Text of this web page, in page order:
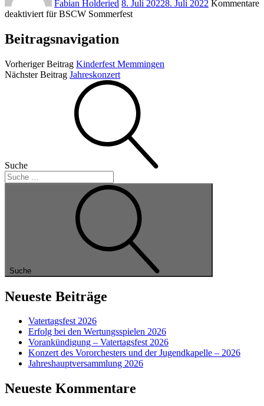
Fabian Holderied 8. Juli 20228. Juli 2022 Kommentare
deaktiviert für BSCW Sommerfest
Beitragsnavigation
Vorheriger Beitrag Kinderfest Memmingen
Nächster Beitrag Jahreskonzert
Suche
Suche
Neueste Beiträge
Vatertagsfest 2026
Erfolg bei den Wertungsspielen 2026
Vorankündigung – Vatertagsfest 2026
Konzert des Vororchesters und der Jugendkapelle – 2026
Jahreshauptversammlung 2026
Neueste Kommentare